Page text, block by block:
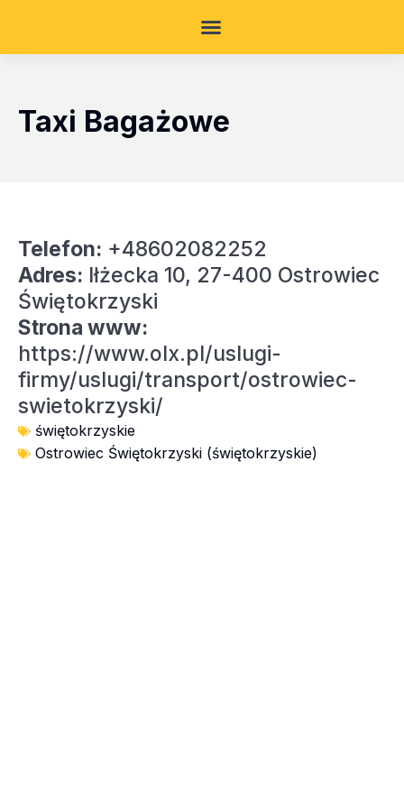
Taxi Bagażowe
Telefon: +48602082252
Adres: Iłżecka 10, 27-400 Ostrowiec
Świętokrzyski
Strona www:
https://www.olx.pl/uslugi-
firmy/uslugi/transport/ostrowiec-
swietokrzyski/
świętokrzyskie
Ostrowiec Świętokrzyski (świętokrzyskie)